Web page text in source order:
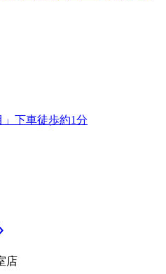
下車徒歩約1分
店